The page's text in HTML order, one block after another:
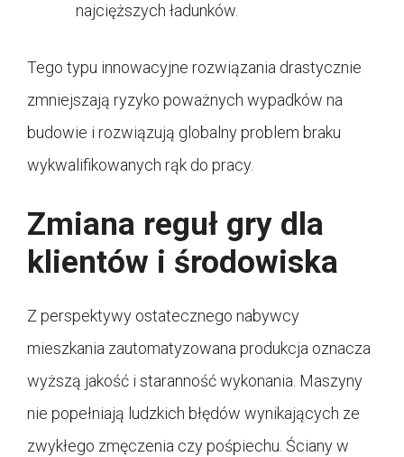
najcięższych ładunków.
Tego typu innowacyjne rozwiązania drastycznie
zmniejszają ryzyko poważnych wypadków na
budowie i rozwiązują globalny problem braku
wykwalifikowanych rąk do pracy.
Zmiana reguł gry dla
klientów i środowiska
Z perspektywy ostatecznego nabywcy
mieszkania zautomatyzowana produkcja oznacza
wyższą jakość i staranność wykonania. Maszyny
nie popełniają ludzkich błędów wynikających ze
zwykłego zmęczenia czy pośpiechu. Ściany w